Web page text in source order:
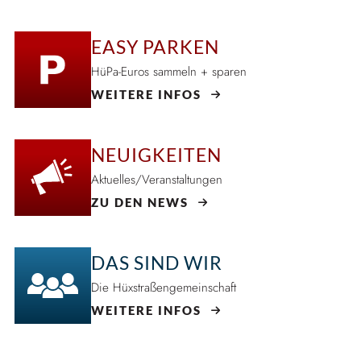
EASY PARKEN
HüPa-Euros sammeln + sparen
WEITERE INFOS
NEUIGKEITEN
Aktuelles/Veranstaltungen
ZU DEN NEWS
DAS SIND WIR
Die Hüxstraßengemeinschaft
WEITERE INFOS